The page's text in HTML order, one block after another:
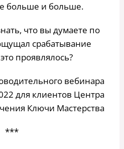
больше и больше.
что вы думаете по
срабатывание
проявлялось?
вебинара
для клиентов Центра
Ключи Мастерства
***